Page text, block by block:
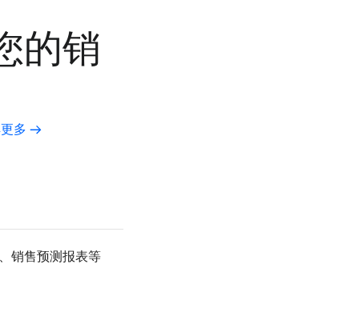
的销
多
销售预测报表等